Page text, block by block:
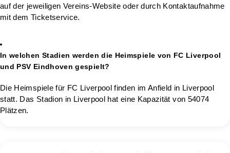
auf der jeweiligen Vereins-Website oder durch Kontaktaufnahme
mit dem Ticketservice.
In welchen Stadien werden die Heimspiele von FC Liverpool
und PSV Eindhoven gespielt?
Die Heimspiele für FC Liverpool finden im Anfield in Liverpool
statt. Das Stadion in Liverpool hat eine Kapazität von 54074
Plätzen.